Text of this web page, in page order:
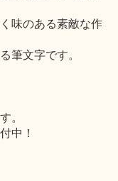
味のある素敵な作
筆文字です。
。
中！